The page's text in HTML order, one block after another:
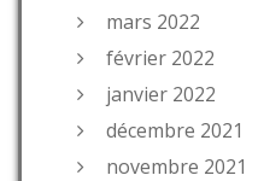
mars 2022
février 2022
janvier 2022
décembre 2021
novembre 2021